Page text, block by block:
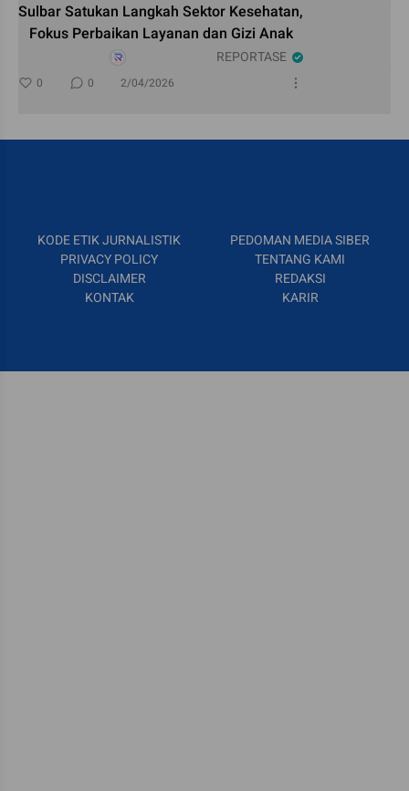
Sulbar Satukan Langkah Sektor Kesehatan,
Fokus Perbaikan Layanan dan Gizi Anak
REPORTASE
0 0 2/04/2026
KODE ETIK JURNALISTIK
PEDOMAN MEDIA SIBER
PRIVACY POLICY
TENTANG KAMI
DISCLAIMER
REDAKSI
KONTAK
KARIR